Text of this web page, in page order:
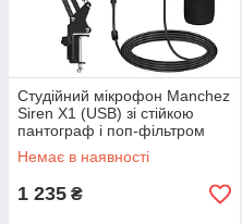
Студійний мікрофон Manchez
Siren X1 (USB) зі стійкою
пантограф і поп-фільтром
Black
Немає в наявності
1 235 ₴